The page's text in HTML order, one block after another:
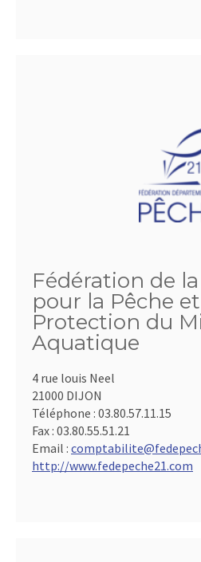
Fédération de
pour la Pêche
Protection du
Aquatique
4 rue louis Neel
21000 DIJON
Téléphone : 03.80.57.11.15
Fax : 03.80.55.51.21
Email :
http://www.fedepeche21.com